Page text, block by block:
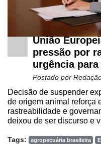
União
pressão por
urgência
Postado por
Decisão de suspender
de origem animal reforça
rastreabilidade e
deixou de ser discurso e
Tags: agropecuária brasileira